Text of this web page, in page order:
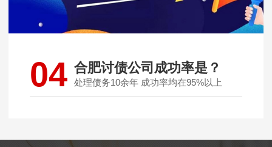
04 合肥讨债公司成功率是？
处理债务10余年 成功率均在95%以上